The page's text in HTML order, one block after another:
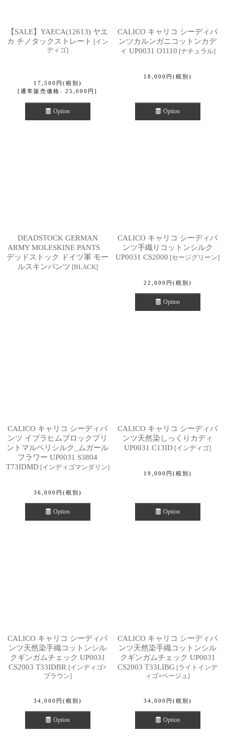
【SALE】YAECA(12613) ヤエ
カ チノタックストレート [イン
ディゴ]
17,500 円 (税別)
[通常販売価格 : 25,000 円 ]
Option
CALICO キャリコ シーディパ
ンツカルンガニコットンカデ
ィ UP0031 O1110 [ナチュラル]
18,000 円 (税別)
Option
DEADSTOCK GERMAN
ARMY MOLESKINE PANTS
デッドストック ドイツ軍 モー
ルスキンパンツ [BLACK]
CALICO キャリコ シーディパ
ンツ手織りコットンシルク
UP0031 CS2000 [セージグリーン]
22,000 円 (税別)
Option
CALICO キャリコ シーディパ
ンツ イブラヒムブロックプリ
ントマルベリシルク_ムガール
フラワー UP0031 S3804
T73IDMD [インディゴマンダリン]
36,000 円 (税別)
Option
CALICO キャリコ シーディパ
ンツ天然染しっくりカディ
UP0031 C13ID [インディゴ]
19,000 円 (税別)
Option
CALICO キャリコ シーディパ
ンツ天然染手織コットンシル
クギンガムチェック UP0031
CS2003 T33IDBR [インディゴ×
ブラウン]
34,000 円 (税別)
Option
CALICO キャリコ シーディパ
ンツ天然染手織コットンシル
クギンガムチェック UP0031
CS2003 T33LIBG [ライトインデ
ィゴ×ベージュ ]
34,000 円 (税別)
Option